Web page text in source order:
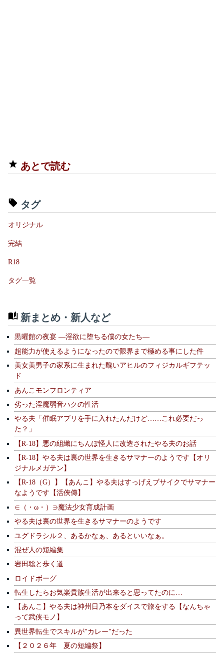
あとで読む
タグ
オリジナル
完結
R18
タグ一覧
新まとめ・新人など
黒曜館の夜宴 —淫欲に堕ちる僕の女たち—
超能力が使えるようになったので限界まで極める事にした件
美女美男子の家系に生まれた醜いアヒルのフィジカルギフテッ
ド
あんこモンフロンティア
劣った淫魔弱音ハクの性活
やる夫「催眠アプリを手に入れたんだけど……これ必要だっ
た？」
【R-18】悪の組織にちんぽ怪人に改造されたやる夫のお話
【R-18】やる夫は裏の世界を生きるサマナーのようです【オリ
ジナルメガテン】
【R-18（G）】【あんこ】やる夫はすっげえブサイクでサマナー
なようです【活俠傳】
∈（・ω・）∋魔法少女育成計画
やる夫は裏の世界を生きるサマナーのようです
ユグドラシル２、あるかなぁ、あるといいなぁ。
混ぜ人の短編集
岩田聡と歩く道
ロイドボーグ
転生したらお気楽貴族生活が出来ると思ってたのに…
【あんこ】やる夫は神州日乃本をダイスで旅をする【なんちゃ
って武侠モノ】
異世界転生でスキルが"カレー"だった
【２０２６年 夏の短編祭】